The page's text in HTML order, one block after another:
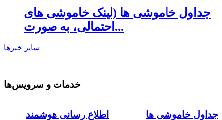
جداول خاموشی ها (لینک خاموشی های
احتمالی، به صورت...
سایر خبرها
خدمات و سرویس‌ها
جداول خاموشی ها اطلاع رسانی هوشمند